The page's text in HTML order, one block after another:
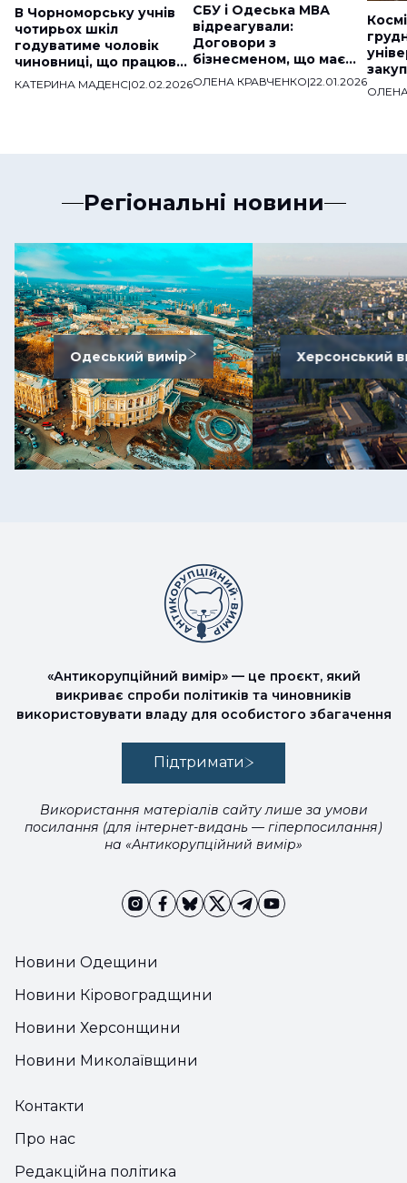
В Чорноморську учнів
чотирьох шкіл
годуватиме чоловік
чиновниці, що працював
на «скандальну» фірму
КАТЕРИНА МАДЕНС|02.02.2026
СБУ і Одеська МВА
відреагували:
Договори з
бізнесменом, що має
звʼязки з ДНР,
ОЛЕНА КРАВЧЕНКО|22.01.2026
Регіональні новини
Одеський вимір Херсонський
Новини Одещини
Новини Кіровоградщини
Новини Херсонщини
Новини Миколаївщини
«Антикорупційний вимір» — це проєкт, який
викриває спроби політиків та чиновників
використовувати владу для особистого збагачення
Підтримати
Використання матеріалів сайту лише за умови
посилання (для інтернет-видань — гіперпосилання)
на «Антикорупційний вимір»
Контакти
Про нас
Редакційна політика